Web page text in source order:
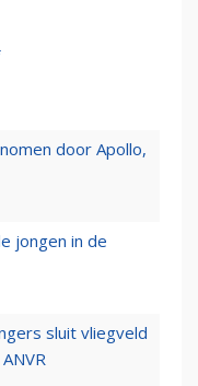
door Apollo,
jongen in de
sluit vliegveld